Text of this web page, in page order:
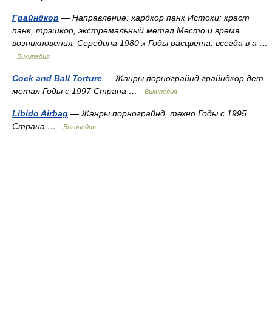
Грайндкор — Направление: хардкор панк Истоки: краст
панк, трэшкор, экстремальный метал Место и время
возникновения: Середина 1980 х Годы расцвета: всегда в а …
Википедия
Cock and Ball Torture — Жанры порнограйнд грайндкор дет
метал Годы с 1997 Страна …
Википедия
Libido Airbag — Жанры порнограйнд, техно Годы с 1995
Страна …
Википедия